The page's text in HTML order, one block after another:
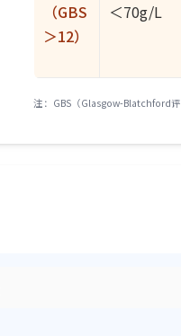
（GBS
＞12）
＜70g/L
注：GBS（Glasgow-Blatchford